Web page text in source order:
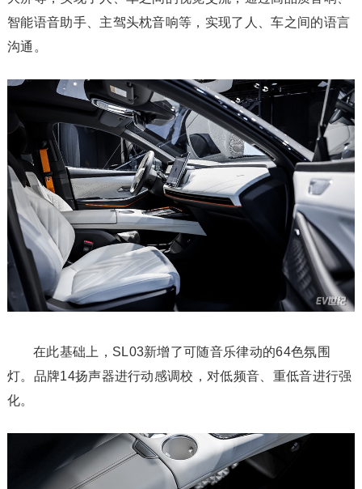
智能语音助手、主驾头枕音响等，实现了人、车之间的语言
沟通。
在此基础上，SL03新增了可随音乐律动的64色氛围
灯。品牌14扬声器进行动感调校，对低频音、重低音进行强
化。